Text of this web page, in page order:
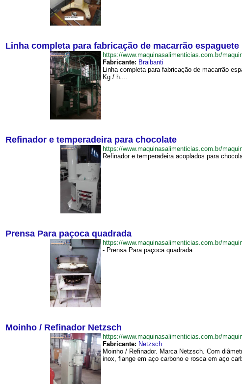
Linha completa para fabricação de macarrão espaguete
https://www.maquinasalimenticias.com.br/
Fabricante: Braibanti
Linha completa para fabricação de macarrão
Kg / h....
Refinador e temperadeira para chocolate
https://www.maquinasalimenticias.com.br/
Refinador e temperadeira acoplados para
Prensa Para paçoca quadrada
https://www.maquinasalimenticias.com.br/
- Prensa Para paçoca quadrada ...
Moinho / Refinador Netzsch
https://www.maquinasalimenticias.com.br/
Fabricante: Netzsch
Moinho / Refinador. Marca Netzsch. Com
inox, flange em aço carbono e rosca em aço